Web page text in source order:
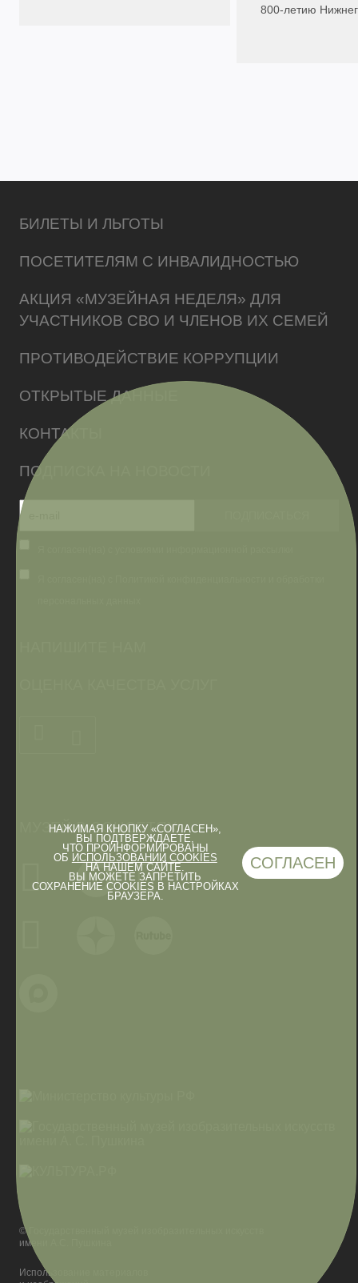
800-летию
НАЖИМАЯ КНОПКУ «СОГЛАСЕН»,
ВЫ ПОДТВЕРЖДАЕТЕ,
ЧТО ПРОИНФОРМИРОВАНЫ
ОБ ИСПОЛЬЗОВАНИИ COOKIES
НА НАШЕМ САЙТЕ.
ВЫ МОЖЕТЕ ЗАПРЕТИТЬ
СОХРАНЕНИЕ COOKIES В НАСТРОЙКАХ
БРАУЗЕРА.
СОГЛАСЕН
БИЛЕТЫ И ЛЬГОТЫ
ПОСЕТИТЕЛЯМ С ИНВАЛИДНОСТЬЮ
АКЦИЯ «МУЗЕЙНАЯ НЕДЕЛЯ» ДЛЯ
УЧАСТНИКОВ СВО И ЧЛЕНОВ ИХ СЕМЕЙ
ПРОТИВОДЕЙСТВИЕ КОРРУПЦИИ
ОТКРЫТЫЕ ДАННЫЕ
КОНТАКТЫ
МУЗЕЙ В СОЦСЕТЯХ
ПОДПИСКА НА НОВОСТИ
© Государственный музей изобразительных искусств
имени А.С. Пушкина
Использование материалов